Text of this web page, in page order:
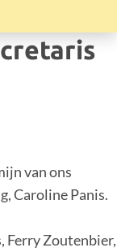
van ons
Caroline Panis.
Ferry Zoutenbier,